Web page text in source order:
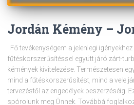
Jordán Kémény –
Fő tevékenységem a jelenlegi
fűtéskorszerűsítéssel együtt járó zárt-
kémények kivitelezése. Természetesen
mind a fűtéskorszerűsítést, mind a vele
tervezéstől az engedélyek beszerzéséig.
spórolunk meg Önnek. Továbbá